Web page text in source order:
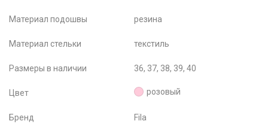
Материал подошвы резина
Материал стельки текстиль
Размеры в наличии 36, 37, 38, 39, 40
Цвет розовый
Бренд Fila